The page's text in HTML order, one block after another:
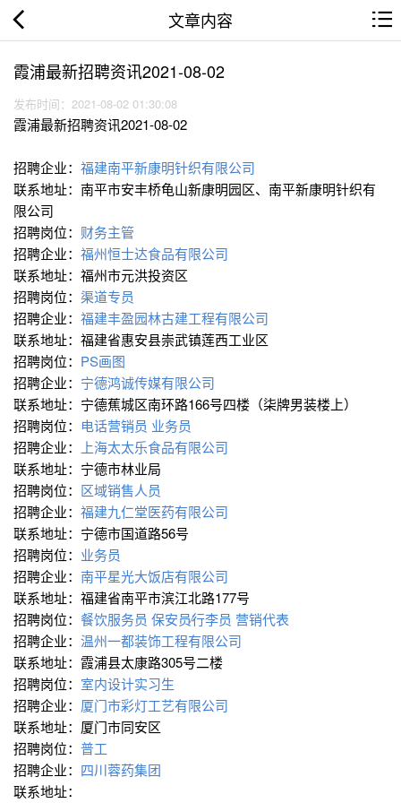
文章内容
霞浦最新招聘资讯2021-08-02
发布时间：2021-08-02 01:30:08
霞浦最新招聘资讯2021-08-02
招聘企业： 福建南平新康明针织有限公司
联系地址：南平市安丰桥龟山新康明园区、南平新康明针织有
限公司
招聘岗位： 财务主管
招聘企业： 福州恒士达食品有限公司
联系地址：福州市元洪投资区
招聘岗位： 渠道专员
招聘企业： 福建丰盈园林古建工程有限公司
联系地址：福建省惠安县崇武镇莲西工业区
招聘岗位： PS画图
招聘企业： 宁德鸿诚传媒有限公司
联系地址：宁德蕉城区南环路166号四楼（柒牌男装楼上）
招聘岗位： 电话营销员 业务员
招聘企业：
上海太太乐食品有限公司
联系地址：宁德市林业局
招聘岗位： 区域销售人员
招聘企业： 福建九仁堂医药有限公司
联系地址：宁德市国道路56号
招聘岗位： 业务员
招聘企业： 南平星光大饭店有限公司
联系地址：福建省南平市滨江北路177号
招聘岗位： 餐饮服务员 保安员∕行李员 营销代表
招聘企业： 温州一都装饰工程有限公司
联系地址：霞浦县太康路305号二楼
招聘岗位： 室内设计实习生
招聘企业： 厦门市彩灯工艺有限公司
联系地址：厦门市同安区
招聘岗位： 普工
招聘企业： 四川蓉药集团
联系地址：